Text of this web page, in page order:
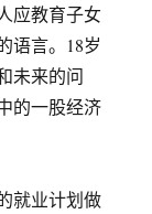
应教育子女
语言。18岁
未来的问
的一股经济
就业计划做